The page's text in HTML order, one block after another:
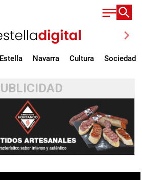
chevron_right
Navarra Cultura Sociedad